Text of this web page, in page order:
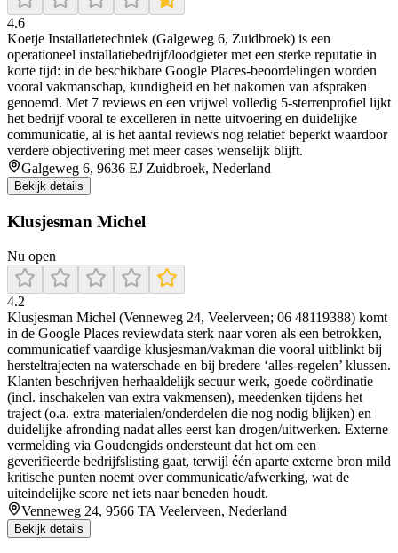
4.6
Koetje Installatietechniek (Galgeweg 6, Zuidbroek) is een
operationeel installatiebedrijf/loodgieter met een sterke reputatie in
korte tijd: in de beschikbare Google Places-beoordelingen worden
vooral vakmanschap, kundigheid en het nakomen van afspraken
genoemd. Met 7 reviews en een vrijwel volledig 5-sterrenprofiel lijkt
het bedrijf vooral te excelleren in nette uitvoering en duidelijke
communicatie, al is het aantal reviews nog relatief beperkt waardoor
verdere objectivering met meer cases wenselijk blijft.
Galgeweg 6, 9636 EJ Zuidbroek, Nederland
Bekijk details
Klusjesman Michel
Nu open
4.2
Klusjesman Michel (Venneweg 24, Veelerveen; 06 48119388) komt
in de Google Places reviewdata sterk naar voren als een betrokken,
communicatief vaardige klusjesman/vakman die vooral uitblinkt bij
hersteltrajecten na waterschade en bij bredere ‘alles-regelen’ klussen.
Klanten beschrijven herhaaldelijk secuur werk, goede coördinatie
(incl. inschakelen van extra vakmensen), meedenken tijdens het
traject (o.a. extra materialen/onderdelen die nog nodig blijken) en
duidelijke afronding nadat alles eerst kan drogen/uitwerken. Externe
vermelding via Goudengids ondersteunt dat het om een
geverifieerde bedrijfslisting gaat, terwijl één aparte externe bron mild
kritische punten noemt over communicatie/afwerking, wat de
uiteindelijke score net iets naar beneden houdt.
Venneweg 24, 9566 TA Veelerveen, Nederland
Bekijk details